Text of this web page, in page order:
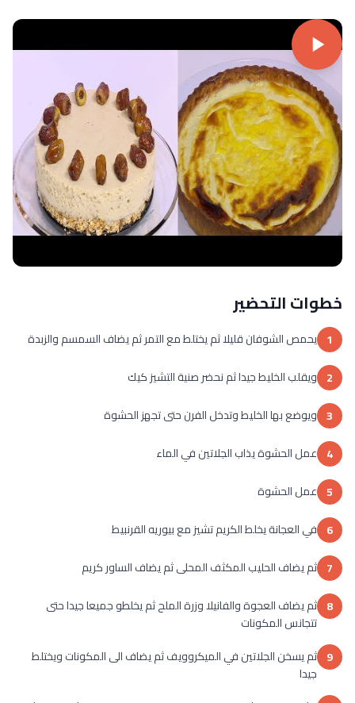
خطوات التحضير
1 يحمص الشوفان قليلا ثم يختلط مع التمر ثم يضاف السمسم والزبدة
2 ويقلب الخليط جيدا ثم نحضر صنية التشيز كيك
3 ويوضع بها الخليط وتدخل الفرن حتى تجهز الحشوة
4 عمل الحشوة يذاب الجلاتين في الماء
5 عمل الحشوة
6 في العجانة يخلط الكريم تشيز مع بيوريه القرنبيط
7 ثم يضاف الحليب المكثف المحلى ثم يضاف الساور كريم
8 ثم يضاف العجوة والفانيلا وزرة الملح ثم يخلطو جميعا جيدا حتى
تتجانس المكونات
9 ثم يسخن الجلاتين في الميكروويف ثم يضاف الى المكونات ويختلط
جيدا